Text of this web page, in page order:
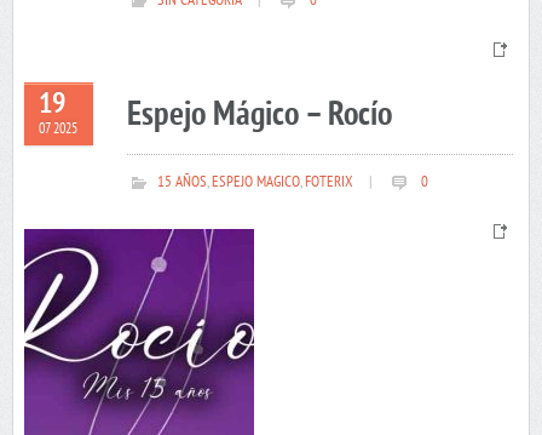
19
07 2025 Espejo Mágico – Rocío
15 AÑOS,ESPEJO MAGICO,FOTERIX 0